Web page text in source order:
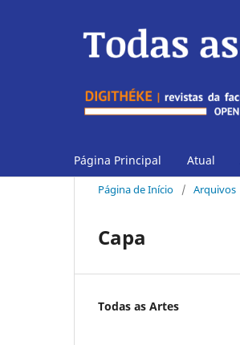
Página Principal Atual
Página de Início / Arquivos
Capa
Todas as Artes